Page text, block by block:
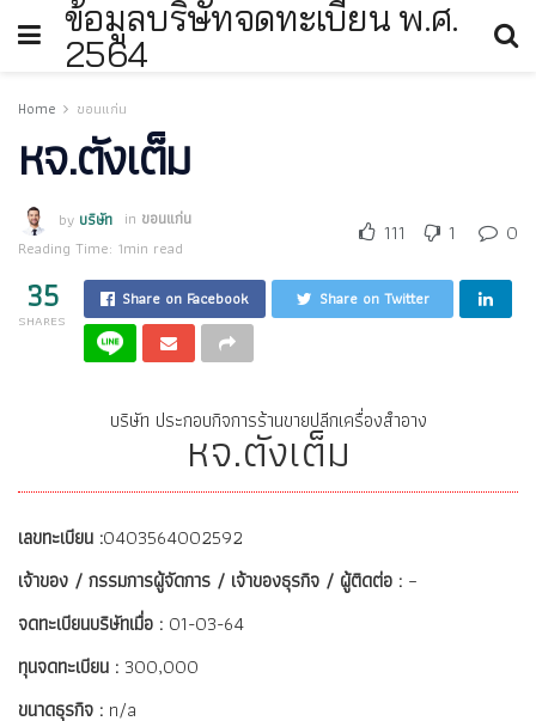
ข้อมูลบริษัทจดทะเบียน พ.ศ.
2564
Home ขอนแก่น
หจ.ตังเต็ม
by บริษัท in ขอนแก่น
Reading Time: 1min read
111 1 0
35
SHARES
Share on Facebook Share on Twitter
บริษัท ประกอบกิจการร้านขายปลีกเครื่องสำอาง
หจ.ตังเต็ม
เลขทะเบียน :0403564002592
เจ้าของ / กรรมการผู้จัดการ / เจ้าของธุรกิจ / ผู้ติดต่อ : –
จดทะเบียนบริษัทเมื่อ : 01-03-64
ทุนจดทะเบียน : 300,000
ขนาดธุรกิจ : n/a